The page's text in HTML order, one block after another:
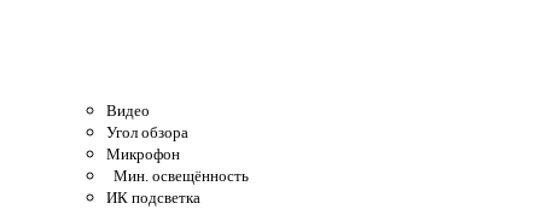
Видео
Угол обзора
Микрофон
Мин. освещённость
ИК подсветка